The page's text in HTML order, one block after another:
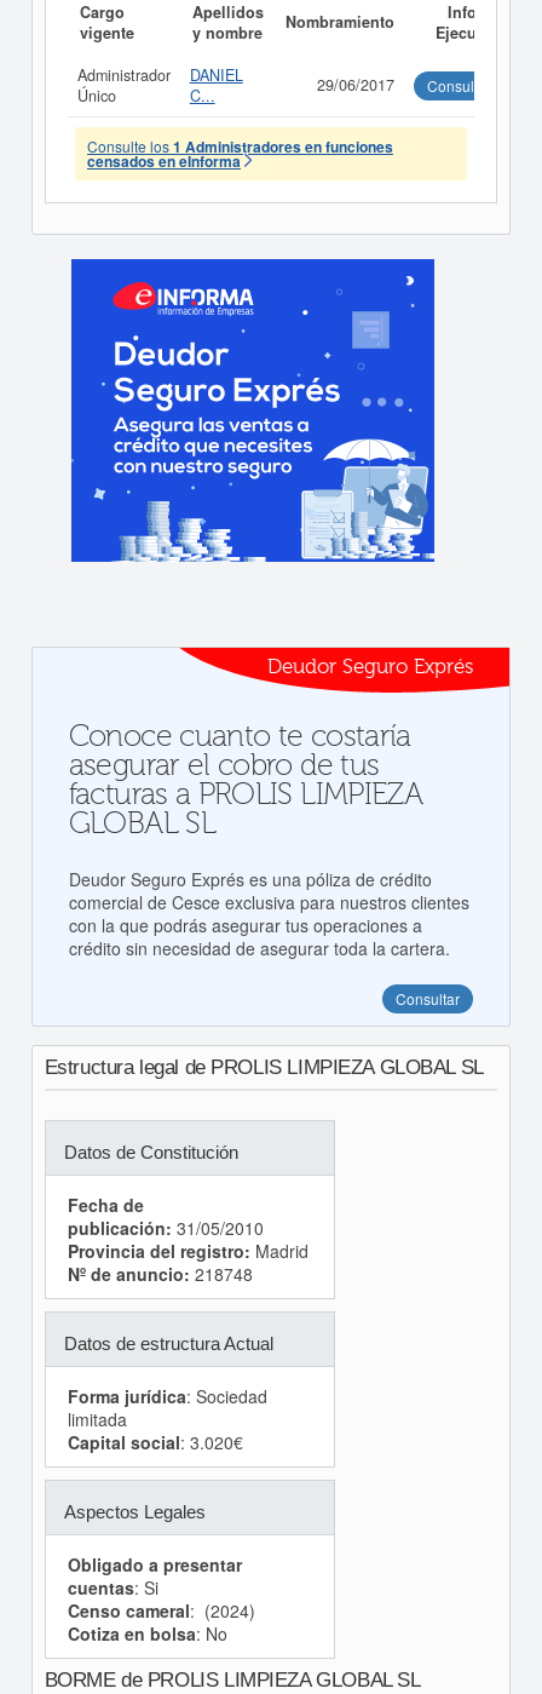
Cargo
vigente
Apellidos
y nombre
Nombramiento
Informe
Ejecutivo
Administrador
Único
DANIEL
C...
29/06/2017 Consultar
Consulte los1 Administradores en funciones
censados en eInforma
Deudor Seguro Exprés
Conoce cuanto te costaría
asegurar el cobro de tus
facturas a PROLIS LIMPIEZA
GLOBAL SL
Deudor Seguro Exprés es una póliza de crédito
comercial de Cesce exclusiva para nuestros clientes
con la que podrás asegurar tus operaciones a
crédito sin necesidad de asegurar toda la cartera.
Consultar
Estructura legal de PROLIS LIMPIEZA GLOBAL SL
Datos de Constitución
Fecha de
publicación: 31/05/2010
Provincia del registro: Madrid
Nº de anuncio: 218748
Datos de estructura Actual
Forma jurídica: Sociedad
limitada
Capital social: 3.020€
Aspectos Legales
Obligado a presentar
cuentas: Si
Censo cameral: (2024)
Cotiza en bolsa: No
BORME de PROLIS LIMPIEZA GLOBAL SL